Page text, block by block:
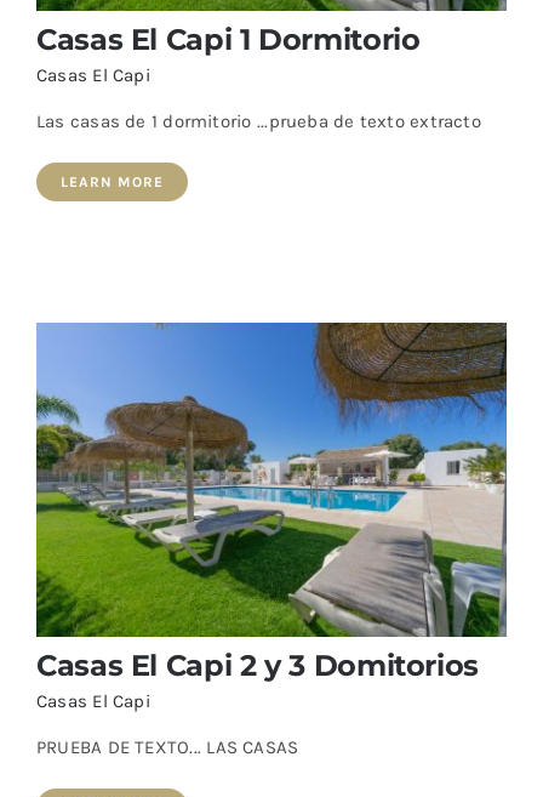
Casas El Capi 1 Dormitorio
Casas El Capi 1 Dormitorio
Casas El Capi
Las casas de 1 dormitorio ...prueba de texto extracto
LEARN MORE
Casas El Capi 2 y 3 Domitorios
Casas El Capi
PRUEBA DE TEXTO... LAS CASAS